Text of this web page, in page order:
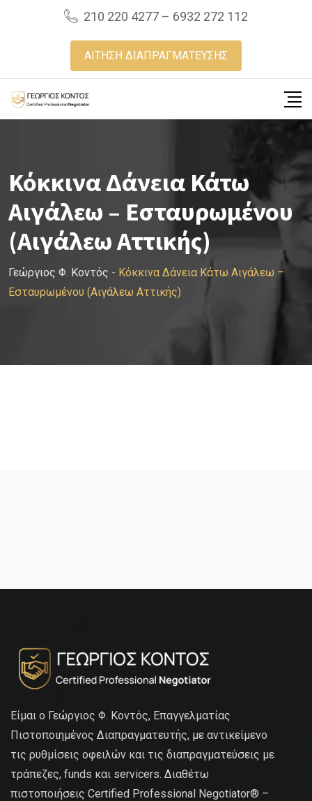
210 220 4277 – 6932 272 112
ΑΙΤΗΣΗ ΔΙΑΠΡΑΓΜΑΤΕΥΣΗΣ
Κόκκινα Δάνεια Κάτω
Αιγάλεω – Εσταυρωμένου
(Αιγάλεω Αττικής)
Γεώργιος Φ. Κοντός - Κόκκινα Δάνεια Κάτω Αιγάλεω –
Εσταυρωμένου (Αιγάλεω Αττικής)
Είμαι ο Γεώργιος Φ. Κοντός, Επαγγελματίας
Πιστοποιημένος Διαπραγματευτής, με αντικείμενο
τις ρυθμίσεις οφειλών και τις διαπραγματεύσεις με
τράπεζες, funds και servicers. Διαθέτω
πιστοποιήσεις Certified Professional Negotiator® –